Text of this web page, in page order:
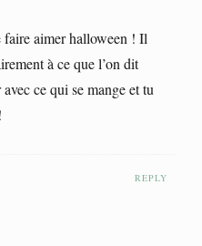
faire aimer halloween ! Il
à ce que l’on dit
ce qui se mange et tu
REPLY